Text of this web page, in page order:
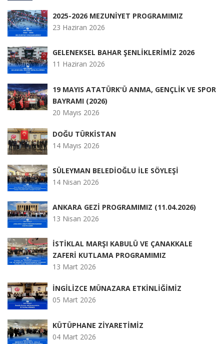
2025-2026 MEZUNİYET PROGRAMIMIZ
23 Haziran 2026
GELENEKSEL BAHAR ŞENLİKLERİMİZ 2026
11 Haziran 2026
19 MAYIS ATATÜRK'Ü ANMA, GENÇLİK VE SPOR
BAYRAMI (2026)
20 Mayıs 2026
DOĞU TÜRKİSTAN
14 Mayıs 2026
SÜLEYMAN BELEDİOĞLU İLE SÖYLEŞİ
14 Nisan 2026
ANKARA GEZİ PROGRAMIMIZ (11.04.2026)
13 Nisan 2026
İSTİKLAL MARŞI KABULÜ VE ÇANAKKALE
ZAFERİ KUTLAMA PROGRAMIMIZ
13 Mart 2026
İNGİLİZCE MÜNAZARA ETKİNLİĞİMİZ
05 Mart 2026
KÜTÜPHANE ZİYARETİMİZ
04 Mart 2026